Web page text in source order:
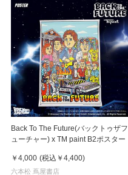
Back To The Future(バックトゥザフ
ューチャー) x TM paint B2ポスター
￥4,000 (税込 ￥4,400)
六本松 蔦屋書店